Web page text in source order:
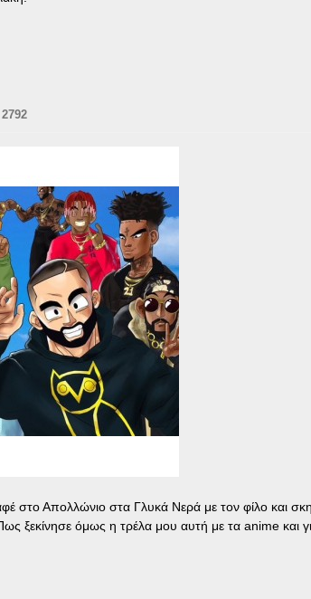
2792
στο Απολλώνιο στα Γλυκά Νερά με τον φίλο και
ξεκίνησε όμως η τρέλα μου αυτή με τα anime και